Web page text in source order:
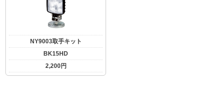
NY9003取手キット
BK15HD
2,200円